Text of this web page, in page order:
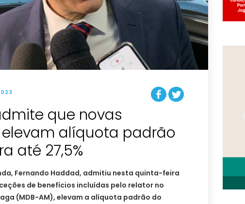
que novas
alíquota padrão
até 27,5%
Fernando Haddad, admitiu nesta quinta-feira
de benefícios incluídas pelo relator no
(MDB-AM), elevam a alíquota padrão do